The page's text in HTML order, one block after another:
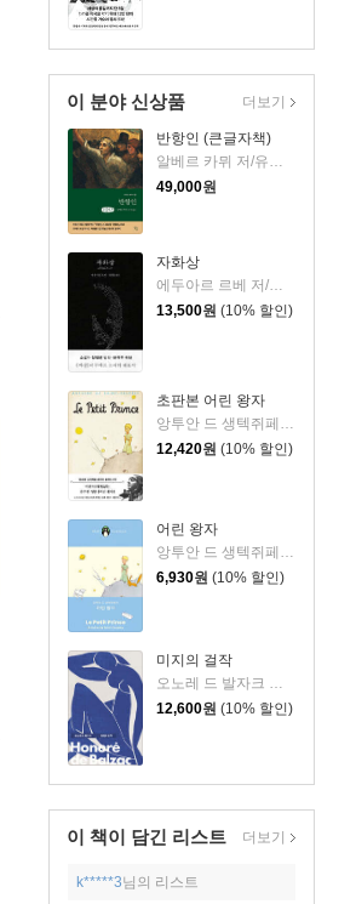
이 분야 신상품
반항인 (큰글자책)
알베르 카뮈 저/유기환 역
49,000원
자화상
13,500원 (10% 할인)
초판본 어린 왕자
앙투안 드 생텍쥐페리 저/김미정 역
12,420원 (10% 할인)
어린 왕자
앙투안 드 생텍쥐페리 저/김미정 역
6,930원 (10% 할인)
미지의 걸작
12,600원 (10% 할인)
더보기
이 책이 담긴 리스트 더보기
k*****3님의 리스트
문학동네